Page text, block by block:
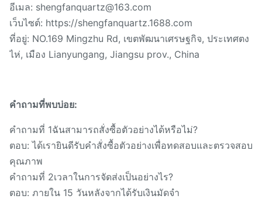
อีเมล: shengfanquartz@163.com
เว็บไซต์: https://shengfanquartz.1688.com
ที่อยู่: NO.169 Mingzhu Rd, เขตพัฒนาเศรษฐกิจ, ประเทศตง
ไห่, เมือง Lianyungang, Jiangsu prov., China
คำถามที่พบบ่อย:
คำถามที่ 1ฉันสามารถสั่งซื้อตัวอย่างได้หรือไม่?
ตอบ: ได้เรายินดีรับคำสั่งซื้อตัวอย่างเพื่อทดสอบและตรวจสอบ
คุณภาพ
คำถามที่ 2เวลาในการจัดส่งเป็นอย่างไร?
ตอบ: ภายใน 15 วันหลังจากได้รับเงินมัดจำ